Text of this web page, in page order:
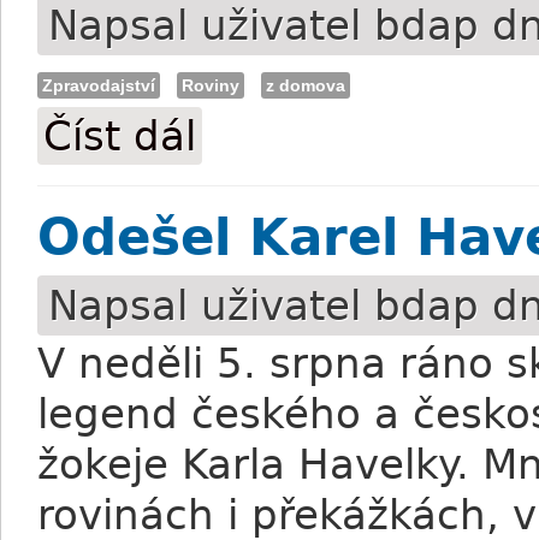
Napsal uživatel bdap
Zpravodajství Roviny z domova
Číst dál
Odešel Karel
Napsal uživatel bdap
V neděli 5. srpna ráno
legend českého a
žokeje Karla Havelky.
rovinách i překážkách,